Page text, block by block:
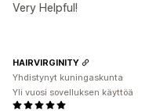
Very Helpful!
HAIRVIRGINITY
Yhdistynyt kuningaskunta
Yli vuosi sovelluksen käyttöä